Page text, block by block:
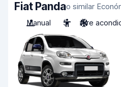
Fiat Pandao similar
Manual
5 Aire